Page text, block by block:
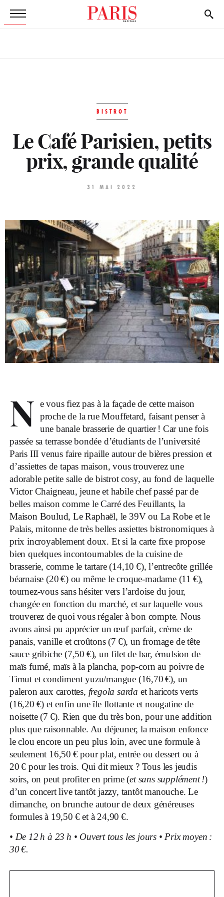
BISTROT
Le Café Parisien, petits
prix, grande qualité
31 MAI 2022
N e vous fiez pas à la façade de cette maison
proche de la rue Mouffetard, faisant penser à
une banale brasserie de quartier ! Car une fois
passée sa terrasse bondée d’étudiants de l’université
Paris III venus faire ripaille autour de bières pression et
d’assiettes de tapas maison, vous trouverez une
adorable petite salle de bistrot cosy, au fond de laquelle
Victor Chaigneau, jeune et habile chef passé par de
belles maison comme le Carré des Feuillants, la
Maison Boulud, Le Raphaël, le 39V ou La Robe et le
Palais, mitonne de très belles assiettes bistronomiques à
prix incroyablement doux. Et si la carte fixe propose
bien quelques incontournables de la cuisine de
brasserie, comme le tartare (14,10 €), l’entrecôte grillée
béarnaise (20 €) ou même le croque-madame (11 €),
tournez-vous sans hésiter vers l’ardoise du jour,
changée en fonction du marché, et sur laquelle vous
trouverez de quoi vous régaler à bon compte. Nous
avons ainsi pu apprécier un œuf parfait, crème de
panais, vanille et croûtons (7 €), un fromage de tête
sauce gribiche (7,50 €), un filet de bar, émulsion de
maïs fumé, maïs à la plancha, pop-corn au poivre de
Timut et condiment yuzu/mangue (16,70 €), un
paleron aux carottes, fregola sarda et haricots verts
(16,20 €) et enfin une île flottante et nougatine de
noisette (7 €). Rien que du très bon, pour une addition
plus que raisonnable. Au déjeuner, la maison enfonce
le clou encore un peu plus loin, avec une formule à
seulement 16,50 € pour plat, entrée ou dessert ou à
20 € pour les trois. Qui dit mieux ? Tous les jeudis
soirs, on peut profiter en prime (et sans supplément !)
d’un concert live tantôt jazzy, tantôt manouche. Le
dimanche, on brunche autour de deux généreuses
formules à 19,50 € et à 24,90 €.
• De 12 h à 23 h • Ouvert tous les jours • Prix moyen :
30 €.